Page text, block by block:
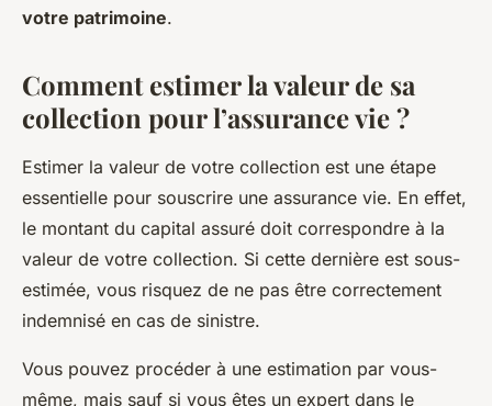
votre patrimoine.
Comment estimer la valeur de sa
collection pour l’assurance vie ?
Estimer la valeur de votre collection est une étape
essentielle pour souscrire une assurance vie. En effet,
le montant du capital assuré doit correspondre à la
valeur de votre collection. Si cette dernière est sous-
estimée, vous risquez de ne pas être correctement
indemnisé en cas de sinistre.
Vous pouvez procéder à une estimation par vous-
même, mais sauf si vous êtes un expert dans le